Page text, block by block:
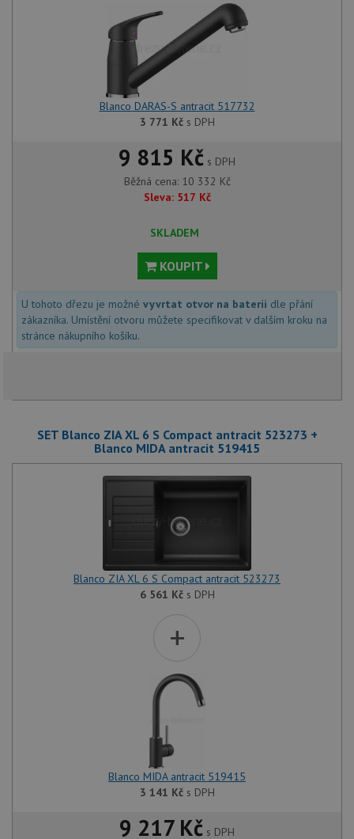
Blanco DARAS-S antracit 517732
3 771 Kčs DPH
9 815 Kč s DPH
Běžná cena: 10 332 Kč
Sleva: 517 Kč
SKLADEM
KOUPIT
U tohoto dřezu je možné vyvrtat otvor na baterii dle přání
zákazníka. Umístění otvoru můžete specifikovat v dalším kroku na
stránce nákupního košíku.
SET Blanco ZIA XL 6 S Compact antracit 523273 +
Blanco MIDA antracit 519415
Blanco ZIA XL 6 S Compact antracit 523273
6 561 Kčs DPH
+
Blanco MIDA antracit 519415
3 141 Kčs DPH
9 217 Kč s DPH